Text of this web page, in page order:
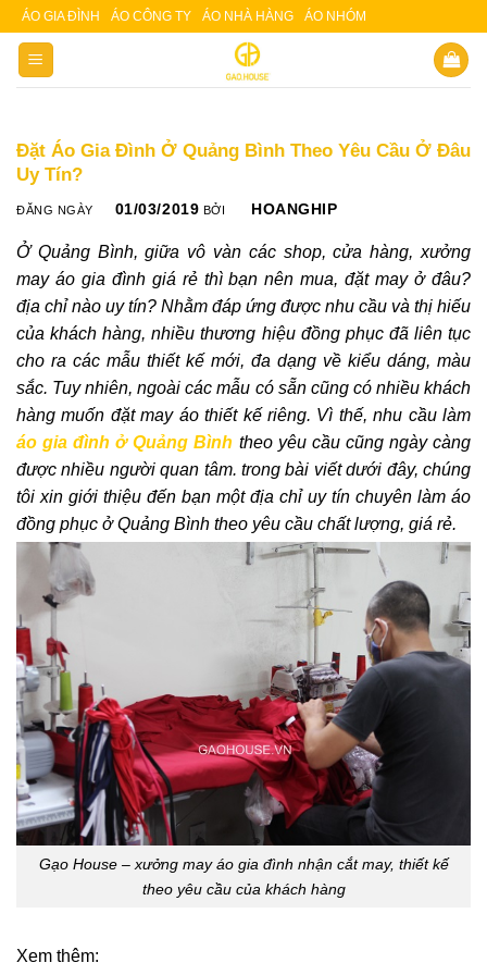
Skip
content
ÁO GIA ĐÌNH ÁO CÔNG TY ÁO NHÀ HÀNG ÁO NHÓM
Đặt Áo Gia Đình Ở Quảng Bình Theo Yêu Cầu Ở Đâu
Uy Tín?
ĐĂNG NGÀY 01/03/2019 BỞI HOANGHIP
Ở Quảng Bình, giữa vô vàn các shop, cửa hàng, xưởng
may áo gia đình giá rẻ thì bạn nên mua, đặt may ở đâu?
địa chỉ nào uy tín? Nhằm đáp ứng được nhu cầu và thị hiếu
của khách hàng, nhiều thương hiệu đồng phục đã liên tục
cho ra các mẫu thiết kế mới, đa dạng về kiểu dáng, màu
sắc. Tuy nhiên, ngoài các mẫu có sẵn cũng có nhiều khách
hàng muốn đặt may áo thiết kế riêng. Vì thế, nhu cầu làm
áo gia đình ở Quảng Bình theo yêu cầu cũng ngày càng
được nhiều người quan tâm. trong bài viết dưới đây, chúng
tôi xin giới thiệu đến bạn một địa chỉ uy tín chuyên làm áo
đồng phục ở Quảng Bình theo yêu cầu chất lượng, giá rẻ.
Gạo House – xưởng may áo gia đình nhận cắt may, thiết kế
theo yêu cầu của khách hàng
Xem thêm: